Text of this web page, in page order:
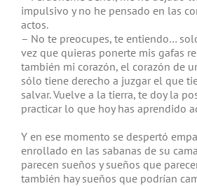
impulsivo y no he pensado en las
actos.
– No te preocupes, te entiendo…
vez que quieras ponerte mis gafas
también mi corazón, el corazón de
sólo tiene derecho a juzgar el que
salvar. Vuelve a la tierra, te doy la
practicar lo que hoy has aprendido
Y en ese momento se despertó
enrollado en las sabanas de su
parecen sueños y sueños que
también hay sueños que podrían